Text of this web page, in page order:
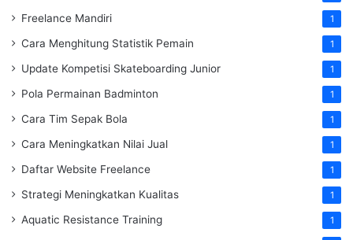
Freelance Mandiri 1
Cara Menghitung Statistik Pemain 1
Update Kompetisi Skateboarding Junior 1
Pola Permainan Badminton 1
Cara Tim Sepak Bola 1
Cara Meningkatkan Nilai Jual 1
Daftar Website Freelance 1
Strategi Meningkatkan Kualitas 1
Aquatic Resistance Training 1